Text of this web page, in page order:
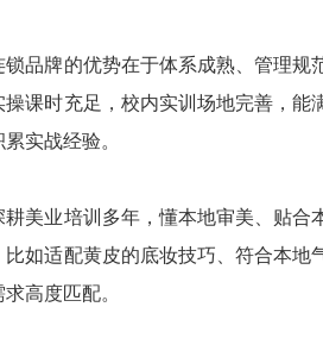
品牌的优势在于体系成熟、管理
课时充足，校内实训场地完善，
实战经验。
美业培训多年，懂本地审美、贴
如适配黄皮的底妆技巧、符合本
高度匹配。